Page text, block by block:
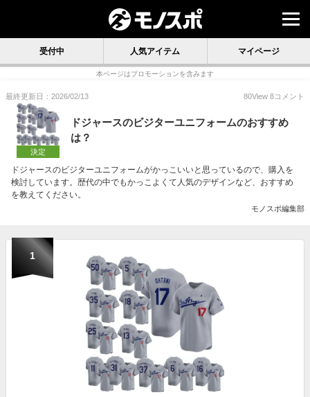
受付中 人気アイテム マイページ
本ページはプロモーションを含みます
最終更新日：2026/02/13 80View 8コメント
決定
ドジャースのビジターユニフォームのおすすめ
は？
ドジャースのビジターユニフォームがかっこいいと思っているので、購入を
検討しています。歴代の中でもかっこよくて人気のデザインなど、おすすめ
を教えてください。
モノスポ編集部
1